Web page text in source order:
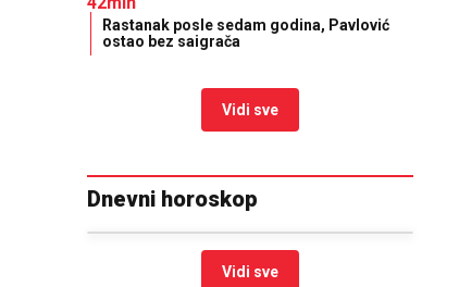
Rastanak posle sedam godina, Pavlović
ostao bez saigrača
Vidi sve
Dnevni horoskop
Vidi sve